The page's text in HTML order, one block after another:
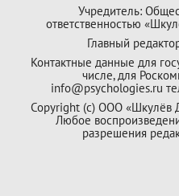
Учредитель:
ответственностью
Главный
Контактные данные для
числе, для
info@psychologies.ru
Copyright (с) ООО «Шкулёв
Любое
разрешения